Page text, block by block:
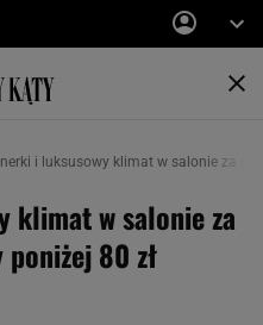
i luksusowy klimat w salonie za
klimat w salonie za
80 zł